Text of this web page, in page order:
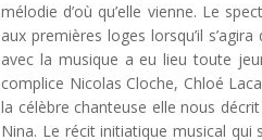
mélodie d’où qu’elle vienne. Le
aux premières loges lorsqu’il
avec la musique a eu lieu toute
complice Nicolas Cloche, Chloé
la célèbre chanteuse elle nous
Nina. Le récit initiatique musical qui